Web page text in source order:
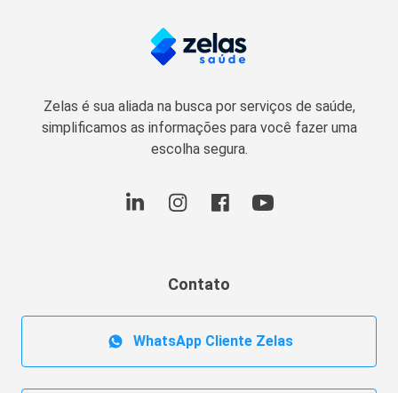
Zelas é sua aliada na busca por serviços de saúde,
simplificamos as informações para você fazer uma
escolha segura.
Contato
WhatsApp Cliente Zelas